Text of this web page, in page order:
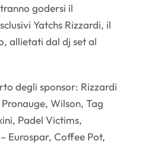
godersi il
Yatchs Rizzardi, il
allietati dal dj set al
degli sponsor: Rizzardi
Wilson, Tag
Padel Victims,
Eurospar, Coffee Pot,